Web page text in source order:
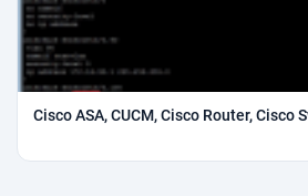
Cisco ASA, CUCM, Cisco Router, Cisco